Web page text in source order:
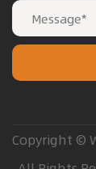
Copyright ©